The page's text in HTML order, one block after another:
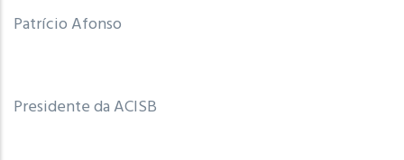
Patrício Afonso
Presidente da ACISB